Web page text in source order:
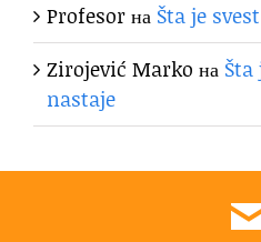
Profesorна Šta je
Zirojević Marko на
nastaje